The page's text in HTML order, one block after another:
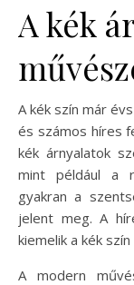
A kék
A kék szín már
és számos híres
kék árnyalatok
mint például a
gyakran a
jelent meg. A
kiemelik a kék
A modern